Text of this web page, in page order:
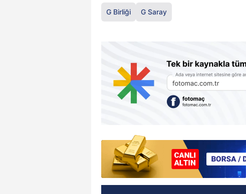
G Birliği G Saray